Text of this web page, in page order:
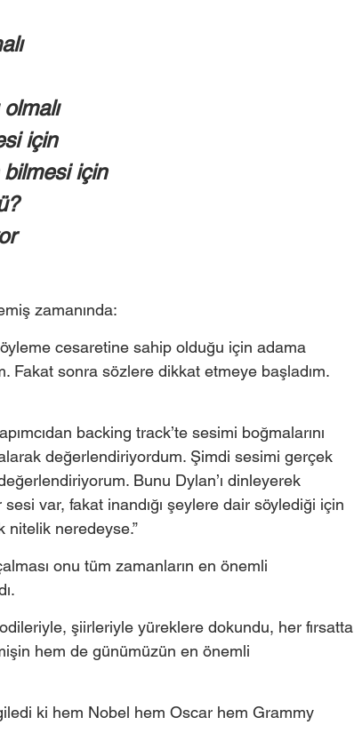
için
için
zamanında:
cesaretine sahip olduğu için adama
Fakat sonra sözlere dikkat etmeye başladım.
backing track’te sesimi boğmalarını
değerlendiriyordum. Şimdi sesimi gerçek
Bunu Dylan’ı dinleyerek
var, fakat inandığı şeylere dair söylediği için
nitelik neredeyse.”
onu tüm zamanların en önemli
şiirleriyle yüreklere dokundu, her fırsatta
hem de günümüzün en önemli
ki hem Nobel hem Oscar hem Grammy